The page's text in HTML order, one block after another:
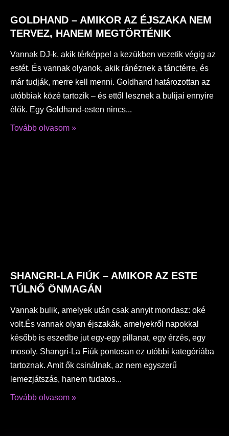
GOLDHAND – AMIKOR AZ ÉJSZAKA NEM
TERVEZ, HANEM MEGTÖRTÉNIK
Vannak DJ-k, akik térképpel a kezükben vezetik végig az
estét. És vannak olyanok, akik ránéznek a tánctérre, és
már tudják, merre kell menni. Goldhand határozottan az
utóbbiak közé tartozik – és ettől lesznek a bulijai ennyire
élők. Egy Goldhand-esten nincs
Tovább olvasom »
SHANGRI-LA FIÚK – AMIKOR AZ ESTE
TÚLNŐ ÖNMAGÁN
Vannak bulik, amelyek után csak annyit mondasz: oké
volt.És vannak olyan éjszakák, amelyekről napokkal
később is eszedbe jut egy-egy pillanat, egy érzés, egy
mosoly. Shangri-La Fiúk pontosan ez utóbbi kategóriába
tartoznak. Amit ők csinálnak, az nem egyszerű
lemezjátszás, hanem tudatos
Tovább olvasom »